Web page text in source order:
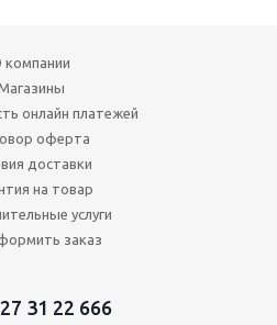
компании
онлайн платежей
оферта
доставки
на товар
услуги
заказ
31 22 666